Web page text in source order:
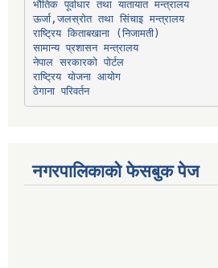
भौतिक पूर्वाधार तथा यातायात मन्त्रालय
ऊर्जा,जलस्रोत तथा सिंचाइ मन्त्रालय
सामान्य प्रशासन मन्त्रालय
नेपाल सरकारको पोर्टल
राष्ट्रिय योजना आयोग
ठेगाना परिवर्तन
नगरपालिकाको फेसबुक पेज